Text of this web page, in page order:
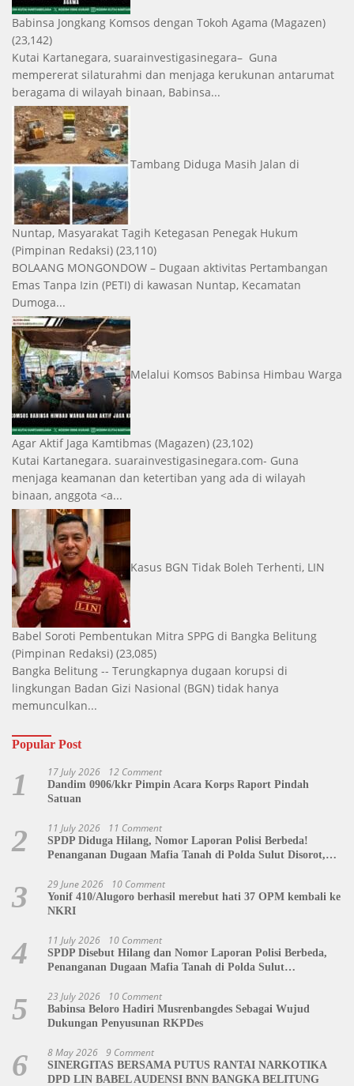
Babinsa Jongkang Komsos dengan Tokoh Agama (Magazen)
(23,142)
Kutai Kartanegara, suarainvestigasinegara– Guna
mempererat silaturahmi dan menjaga kerukunan antarumat
beragama di wilayah binaan, Babinsa...
Tambang Diduga Masih Jalan di
Nuntap, Masyarakat Tagih Ketegasan Penegak Hukum
(Pimpinan Redaksi) (23,110)
BOLAANG MONGONDOW – Dugaan aktivitas Pertambangan
Emas Tanpa Izin (PETI) di kawasan Nuntap, Kecamatan
Dumoga...
Melalui Komsos Babinsa Himbau Warga
Agar Aktif Jaga Kamtibmas (Magazen) (23,102)
Kutai Kartanegara. suarainvestigasinegara.com- Guna
menjaga keamanan dan ketertiban yang ada di wilayah
binaan, anggota <a...
Kasus BGN Tidak Boleh Terhenti, LIN
Babel Soroti Pembentukan Mitra SPPG di Bangka Belitung
(Pimpinan Redaksi) (23,085)
Bangka Belitung -- Terungkapnya dugaan korupsi di
lingkungan Badan Gizi Nasional (BGN) tidak hanya
memunculkan...
Popular Post
1 17 July 2026 12 Comment
Dandim 0906/kkr Pimpin Acara Korps Raport Pindah
Satuan
2 11 July 2026 11 Comment
SPDP Diduga Hilang, Nomor Laporan Polisi Berbeda!
Penanganan Dugaan Mafia Tanah di Polda Sulut Disorot,
3 29 June 2026 10 Comment
Yonif 410/Alugoro berhasil merebut hati 37 OPM kembali ke
NKRI
4 11 July 2026 10 Comment
SPDP Disebut Hilang dan Nomor Laporan Polisi Berbeda,
Penanganan Dugaan Mafia Tanah di Polda Sulut
5 23 July 2026 10 Comment
Babinsa Beloro Hadiri Musrenbangdes Sebagai Wujud
Dukungan Penyusunan RKPDes
6 8 May 2026 9 Comment
SINERGITAS BERSAMA PUTUS RANTAI NARKOTIKA
DPD LIN BABEL AUDENSI BNN BANGKA BELITUNG